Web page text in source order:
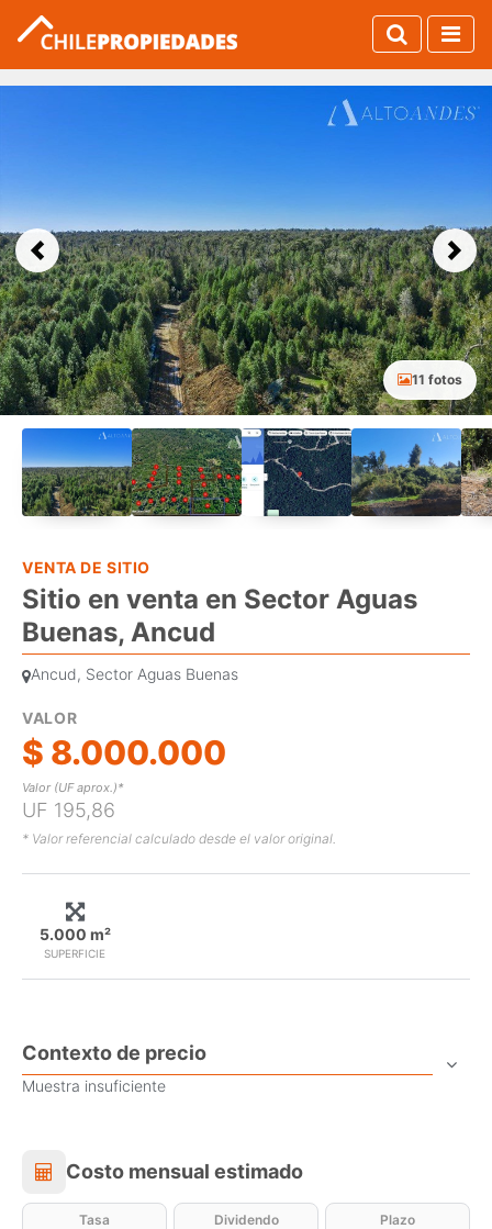
Previous Next
11 fotos
VENTA DE SITIO
Sitio en venta en Sector Aguas
Buenas, Ancud
Ancud, Sector Aguas Buenas
VALOR
$ 8.000.000
Valor (UF aprox.)*
UF 195,86
* Valor referencial calculado desde el valor original.
SUPERFICIE
5.000 m²
Contexto de precio
Muestra insuficiente
Costo mensual estimado
Costo mensual estimado
Tasa Dividendo Plazo